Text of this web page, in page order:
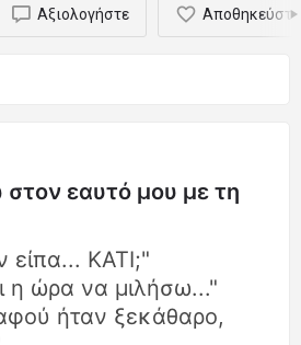
Αξιολογήστε Αποθηκεύστε
εαυτό μου με τη
είπα... ΚΑΤΙ;"
η ώρα να μιλήσω..."
ήταν ξεκάθαρο,